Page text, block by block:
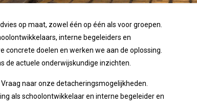
op maat, zowel één op één als voor groepen.
interne begeleiders en
concrete doelen en werken we aan de oplossing.
de actuele onderwijskundige inzichten.
naar onze detacheringsmogelijkheden.
als schoolontwikkelaar en interne begeleider en